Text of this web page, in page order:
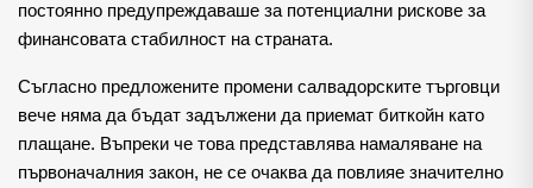
постоянно предупреждаваше за потенциални рискове за
финансовата стабилност на страната.
Съгласно предложените промени салвадорските търговци
вече няма да бъдат задължени да приемат биткойн като
плащане. Въпреки че това представлява намаляване на
първоначалния закон, не се очаква да повлияе значително